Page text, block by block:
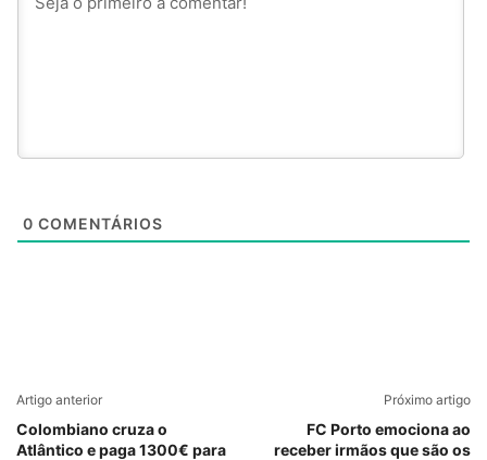
0 COMENTÁRIOS
Artigo anterior
Colombiano cruza o
Atlântico e paga 1300€ para
Próximo artigo
FC Porto emociona ao
receber irmãos que são os